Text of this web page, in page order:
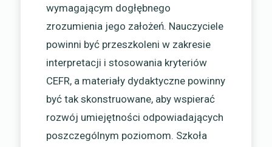
wymagającym dogłębnego
zrozumienia jego założeń. Nauczyciele
powinni być przeszkoleni w zakresie
interpretacji i stosowania kryteriów
CEFR, a materiały dydaktyczne powinny
być tak skonstruowane, aby wspierać
rozwój umiejętności odpowiadających
poszczególnym poziomom. Szkoła